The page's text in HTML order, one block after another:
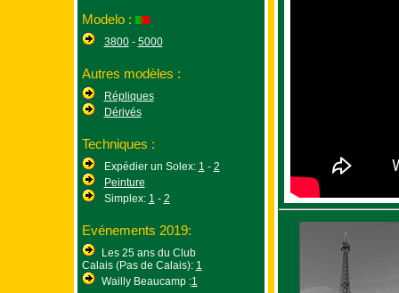
Modelo :
3800- 5000
Autres modèles :
Répliques
Dérivés
Techniques :
Expédier un Solex: 1 - 2
Peinture
Simplex: 1 - 2
Evénements 2019:
Les 25 ans du Club
Calais (Pas de Calais): 1
Wailly Beaucamp :1